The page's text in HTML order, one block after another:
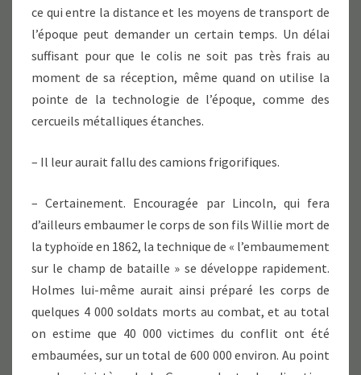
ce qui entre la distance et les moyens de transport de
l’époque peut demander un certain temps. Un délai
suffisant pour que le colis ne soit pas très frais au
moment de sa réception, même quand on utilise la
pointe de la technologie de l’époque, comme des
cercueils métalliques étanches.
– Il leur aurait fallu des camions frigorifiques.
– Certainement. Encouragée par Lincoln, qui fera
d’ailleurs embaumer le corps de son fils Willie mort de
la typhoïde en 1862, la technique de « l’embaumement
sur le champ de bataille » se développe rapidement.
Holmes lui-même aurait ainsi préparé les corps de
quelques 4 000 soldats morts au combat, et au total
on estime que 40 000 victimes du conflit ont été
embaumées, sur un total de 600 000 environ. Au point